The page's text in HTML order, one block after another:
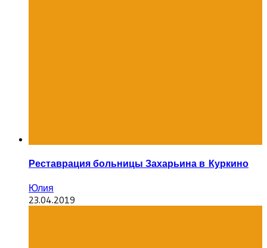
Реставрация больницы Захарьина в Куркино
Юлия
23.04.2019